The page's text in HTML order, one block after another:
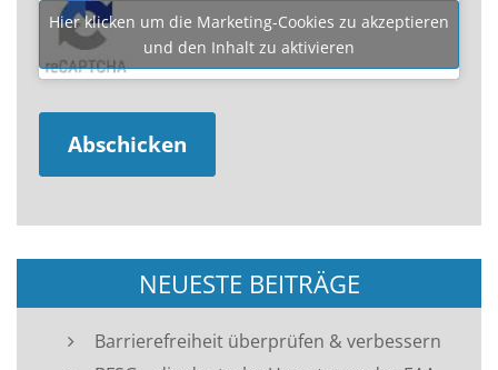
Hier klicken um die Marketing-Cookies zu akzeptieren
und den Inhalt zu aktivieren
NEUESTE BEITRÄGE
Barrierefreiheit überprüfen & verbessern